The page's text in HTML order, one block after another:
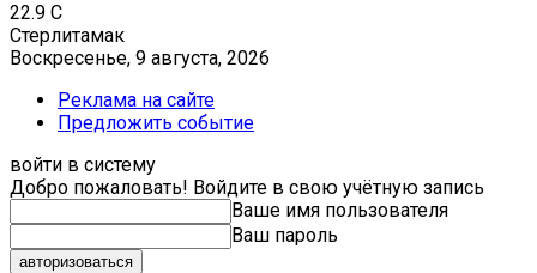
22.9 C
Стерлитамак
Воскресенье, 9 августа, 2026
Реклама на сайте
Предложить событие
войти в систему
Добро пожаловать! Войдите в свою учётную запись
Ваше имя пользователя
Ваш пароль